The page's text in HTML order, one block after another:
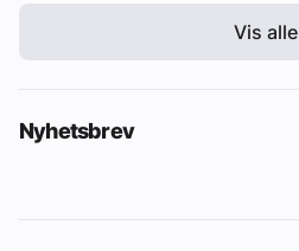
Vis alle
Nyhetsbrev